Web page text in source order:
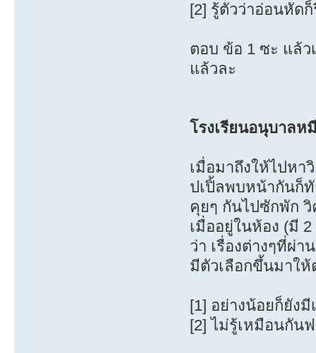
[2] รู้ตัวว่าอ่อนหัด
ตอบ ข้อ 1 ซะ แล้ว
แล้วละ
โรงเรียนอนุบาลห
เมื่อมาถึงให้ไปห
ปเปิ้ลพบหน้ากันก็ทั
คุยๆ กันไปซักพัก วิ
เมื่ออยู่ในห้อง (มี
ว่า เรื่องต่างๆที่ผ่
มีตัวเลือกขึ้นมาให้
[1] อย่างน้อยก็ยังมี
[2] ไม่รู้เหมือนกัน